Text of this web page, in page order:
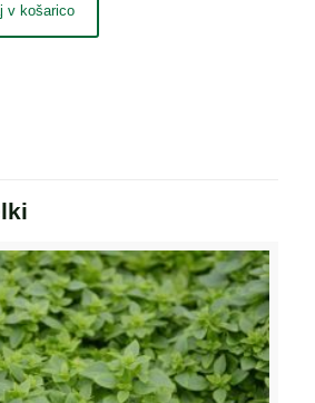
v košarico